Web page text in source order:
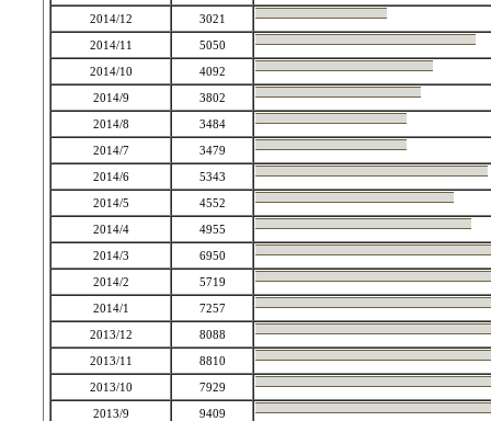
2014/12
3021
2014/11
5050
2014/10
4092
2014/9
3802
2014/8
3484
2014/7
3479
2014/6
5343
2014/5
4552
2014/4
4955
2014/3
6950
2014/2
5719
2014/1
7257
2013/12
8088
2013/11
8810
2013/10
7929
2013/9
9409